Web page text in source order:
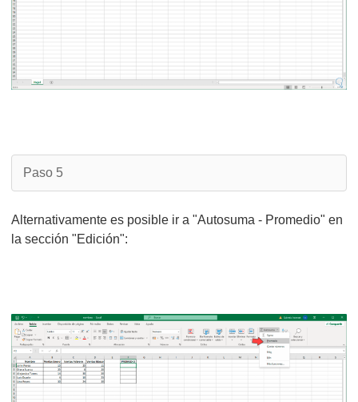
Paso 5
Alternativamente es posible ir a "Autosuma - Promedio" en
la sección "Edición":